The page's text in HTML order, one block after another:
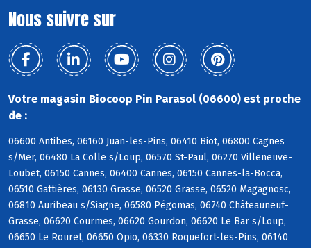
Nous suivre sur
Votre magasin Biocoop Pin Parasol (06600) est proche
de :
06600 Antibes, 06160 Juan-les-Pins, 06410 Biot, 06800 Cagnes
s/Mer, 06480 La Colle s/Loup, 06570 St-Paul, 06270 Villeneuve-
Loubet, 06150 Cannes, 06400 Cannes, 06150 Cannes-la-Bocca,
06510 Gattières, 06130 Grasse, 06520 Grasse, 06520 Magagnosc,
06810 Auribeau s/Siagne, 06580 Pégomas, 06740 Châteauneuf-
Grasse, 06620 Courmes, 06620 Gourdon, 06620 Le Bar s/Loup,
06650 Le Rouret, 06650 Opio, 06330 Roquefort-les-Pins, 06140